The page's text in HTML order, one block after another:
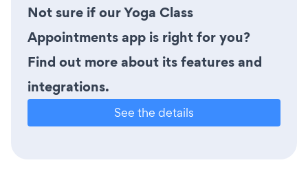
Not sure if our Yoga Class
Appointments app is right for you?
Find out more about its features and
integrations.
See the details